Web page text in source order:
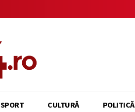
SPORT CULTURĂ POLITICĂ